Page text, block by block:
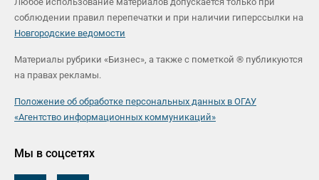
соблюдении правил перепечатки и при наличии гиперссылки на
Новгородские ведомости
Материалы рубрики «Бизнес», а также с пометкой ® публикуются
на правах рекламы.
Положение об обработке персональных данных в ОГАУ
«Агентство информационных коммуникаций»
Мы в соцсетях